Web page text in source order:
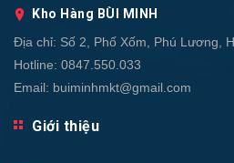
Kho Hàng BÙI MINH
Địa chỉ: Số 2, Phố Xốm, Phú Lương,
Hotline: 0847.550.033
Email: buiminhmkt@gmail.com
Giới thiệu